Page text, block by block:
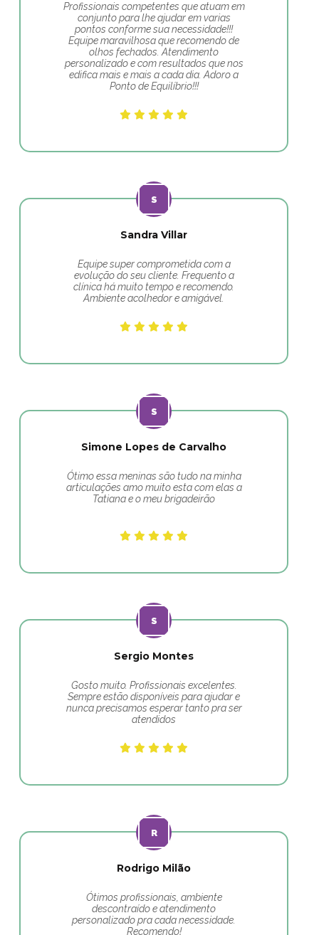
Profissionais competentes que atuam em
conjunto para lhe ajudar em varias
pontos conforme sua necessidade!!!
Equipe maravilhosa que recomendo de
olhos fechados. Atendimento
personalizado e com resultados que nos
edifica mais e mais a cada dia. Adoro a
Ponto de Equilíbrio!!!
Sandra Villar
Equipe super comprometida com a
evolução do seu cliente. Frequento a
clínica há muito tempo e recomendo.
Ambiente acolhedor e amigável.
Simone Lopes de Carvalho
Ótimo essa meninas são tudo na minha
articulações amo muito esta com elas a
Tatiana e o meu brigadeirão
Sergio Montes
Gosto muito. Profissionais excelentes.
Sempre estão disponíveis para ajudar e
nunca precisamos esperar tanto pra ser
atendidos
Rodrigo Milão
Ótimos profissionais, ambiente
descontraído e atendimento
personalizado pra cada necessidade.
Recomendo!